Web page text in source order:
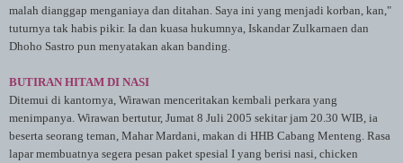
malah dianggap menganiaya dan ditahan. Saya ini yang menjadi korban, kan,"
tuturnya tak habis pikir. Ia dan kuasa hukumnya, Iskandar Zulkarnaen dan
Dhoho Sastro pun menyatakan akan banding.
BUTIRAN HITAM DI NASI
Ditemui di kantornya, Wirawan menceritakan kembali perkara yang
menimpanya. Wirawan bertutur, Jumat 8 Juli 2005 sekitar jam 20.30 WIB, ia
beserta seorang teman, Mahar Mardani, makan di HHB Cabang Menteng. Rasa
lapar membuatnya segera pesan paket spesial I yang berisi nasi, chicken